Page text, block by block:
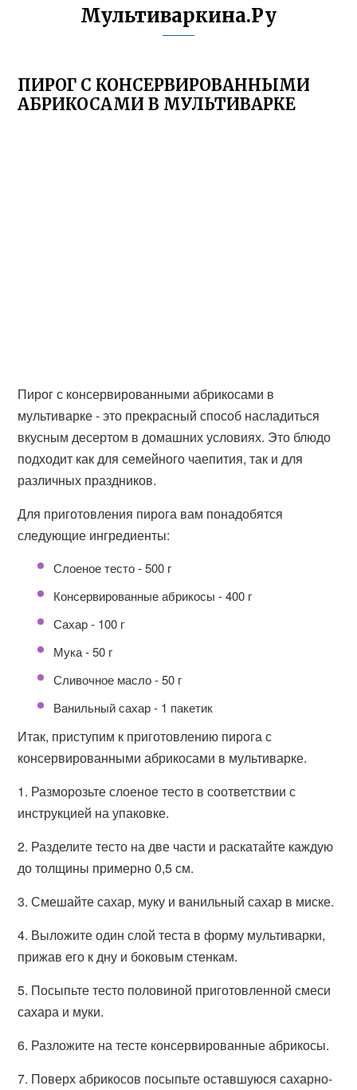
Мультиваркина.Ру
ПИРОГ С КОНСЕРВИРОВАННЫМИ
АБРИКОСАМИ В МУЛЬТИВАРКЕ
Пирог с консервированными абрикосами в
мультиварке - это прекрасный способ насладиться
вкусным десертом в домашних условиях. Это блюдо
подходит как для семейного чаепития, так и для
различных праздников.
Для приготовления пирога вам понадобятся
следующие ингредиенты:
Слоеное тесто - 500 г
Консервированные абрикосы - 400 г
Сахар - 100 г
Мука - 50 г
Сливочное масло - 50 г
Ванильный сахар - 1 пакетик
Итак, приступим к приготовлению пирога с
консервированными абрикосами в мультиварке.
1. Разморозьте слоеное тесто в соответствии с
инструкцией на упаковке.
2. Разделите тесто на две части и раскатайте каждую
до толщины примерно 0,5 см.
3. Смешайте сахар, муку и ванильный сахар в миске.
4. Выложите один слой теста в форму мультиварки,
прижав его к дну и боковым стенкам.
5. Посыпьте тесто половиной приготовленной смеси
сахара и муки.
6. Разложите на тесте консервированные абрикосы.
7. Поверх абрикосов посыпьте оставшуюся сахарно-